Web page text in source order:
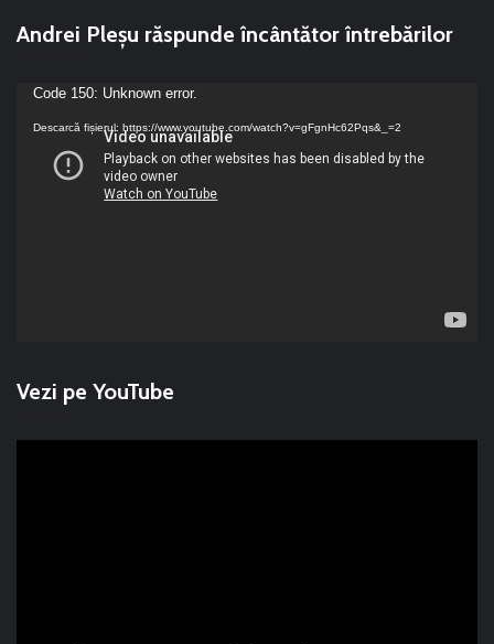
Andrei Pleșu răspunde încântător întrebărilor
Player
video
Code 150: Unknown error.
Descarcă fișierul: https://www.youtube.com/watch?v=gFgnHc62Pqs&_=2
Vezi pe YouTube